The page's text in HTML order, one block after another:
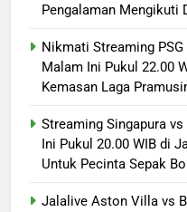
Pengalaman Mengikuti
Nikmati Streaming
Malam Ini Pukul 22.00
Kemasan Laga
Streaming Singapura
Ini Pukul 20.00 WIB di
Untuk Pecinta Sepak
Jalalive Aston Villa vs